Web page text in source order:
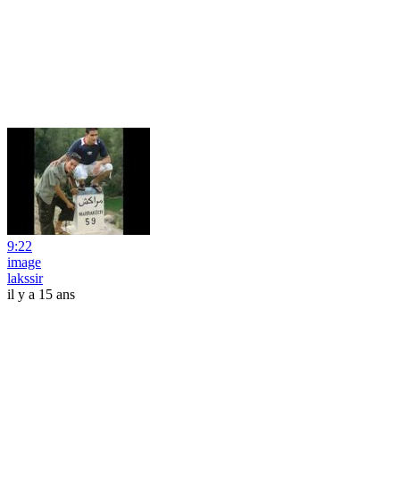
9:22
image
lakssir
il y a 15 ans